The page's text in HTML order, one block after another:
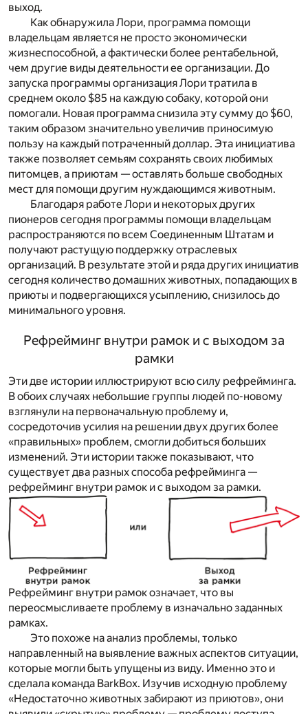
выход.
Как обнаружила Лори, программа помощи
владельцам является не просто экономически
жизнеспособной, а фактически более рентабельной,
чем другие виды деятельности ее организации. До
запуска программы организация Лори тратила в
среднем около $85 на каждую собаку, которой они
помогали. Новая программа снизила эту сумму до $60,
таким образом значительно увеличив приносимую
пользу на каждый потраченный доллар. Эта инициатива
также позволяет семьям сохранять своих любимых
питомцев, а приютам — оставлять больше свободных
мест для помощи другим нуждающимся животным.
Благодаря работе Лори и некоторых других
пионеров сегодня программы помощи владельцам
распространяются по всем Соединенным Штатам и
получают растущую поддержку отраслевых
организаций. В результате этой и ряда других инициатив
сегодня количество домашних животных, попадающих в
приюты и подвергающихся усыплению, снизилось до
минимального уровня.
Рефрейминг внутри рамок и с выходом за
рамки
Эти две истории иллюстрируют всю силу рефрейминга.
В обоих случаях небольшие группы людей по-новому
взглянули на первоначальную проблему и,
сосредоточив усилия на решении двух других более
«правильных» проблем, смогли добиться больших
изменений. Эти истории также показывают, что
существует два разных способа рефрейминга —
рефрейминг внутри рамок ис выходом за рамки.
Рефрейминг внутри рамок означает, что вы
переосмысливаете проблему в изначально заданных
рамках.
Это похоже на анализ проблемы, только
направленный на выявление важных аспектов ситуации,
которые могли быть упущены из виду. Именно это и
сделала команда BarkBox. Изучив исходную проблему
«Недостаточно животных забирают из приютов», они